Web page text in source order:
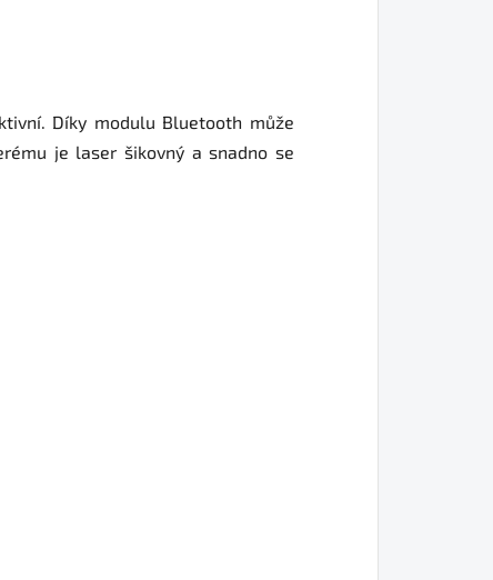
Díky modulu Bluetooth může
je laser šikovný a snadno se